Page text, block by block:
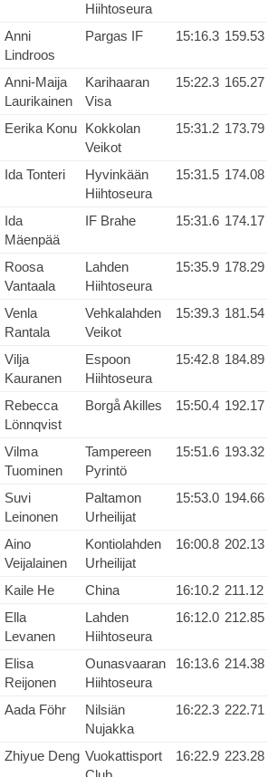
Hiihtoseura
Anni
Lindroos
Pargas IF 15:16.3 159.53
Anni-Maija
Laurikainen
Karihaaran
Visa
15:22.3 165.27
Eerika Konu Kokkolan
Veikot
15:31.2 173.79
Ida Tonteri
Hyvinkään
Hiihtoseura
15:31.5 174.08
Ida
Mäenpää
IF Brahe 15:31.6 174.17
Roosa
Vantaala
Lahden
Hiihtoseura
15:35.9 178.29
Venla
Rantala
Vehkalahden
Veikot
15:39.3 181.54
Vilja
Kauranen
Espoon
Hiihtoseura
15:42.8 184.89
Rebecca
Lönnqvist
Borgå Akilles 15:50.4 192.17
Vilma
Tuominen
Tampereen
Pyrintö
15:51.6 193.32
Suvi
Leinonen
Paltamon
Urheilijat
15:53.0 194.66
Aino
Veijalainen
Kontiolahden
Urheilijat
16:00.8 202.13
Kaile He China 16:10.2 211.12
Ella
Levanen
Lahden
Hiihtoseura
16:12.0 212.85
Elisa
Reijonen
Ounasvaaran
Hiihtoseura
16:13.6 214.38
Aada Föhr
Nilsiän
Nujakka
16:22.3 222.71
Zhiyue Deng Vuokattisport
16:22.9 223.28